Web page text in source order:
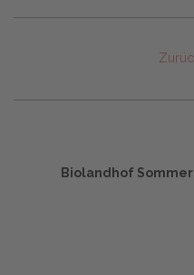
Biolandhof